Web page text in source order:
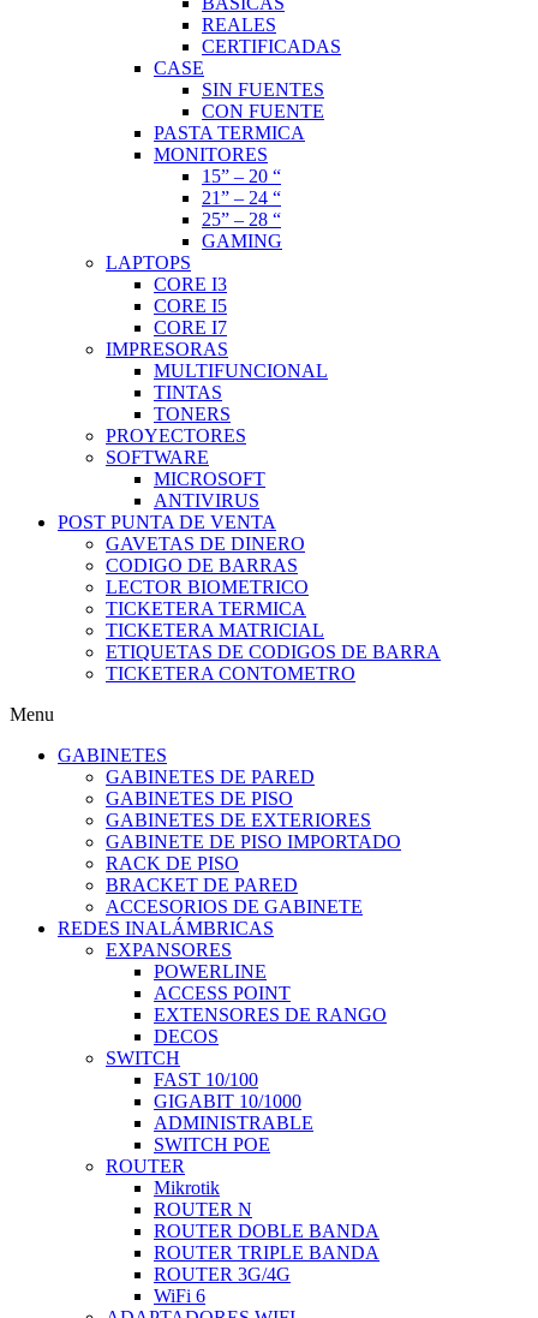
REALES
CERTIFICADAS
CASE
SIN FUENTES
CON FUENTE
PASTA TERMICA
MONITORES
15” – 20 “
21” – 24 “
25” – 28 “
GAMING
LAPTOPS
CORE I3
CORE I5
CORE I7
IMPRESORAS
MULTIFUNCIONAL
TINTAS
TONERS
PROYECTORES
SOFTWARE
MICROSOFT
ANTIVIRUS
POST PUNTA DE VENTA
GAVETAS DE DINERO
CODIGO DE BARRAS
LECTOR BIOMETRICO
TICKETERA TERMICA
TICKETERA MATRICIAL
ETIQUETAS DE CODIGOS DE BARRA
TICKETERA CONTOMETRO
Menu
GABINETES
GABINETES DE PARED
GABINETES DE PISO
GABINETES DE EXTERIORES
GABINETE DE PISO IMPORTADO
RACK DE PISO
BRACKET DE PARED
ACCESORIOS DE GABINETE
REDES INALÁMBRICAS
EXPANSORES
POWERLINE
ACCESS POINT
EXTENSORES DE RANGO
DECOS
SWITCH
FAST 10/100
GIGABIT 10/1000
ADMINISTRABLE
SWITCH POE
ROUTER
Mikrotik
ROUTER N
ROUTER DOBLE BANDA
ROUTER TRIPLE BANDA
ROUTER 3G/4G
WiFi 6